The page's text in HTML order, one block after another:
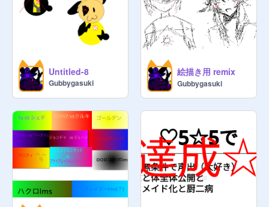
Untitled-8
Gubbygasuki
絵描き用 remix
Gubbygasuki